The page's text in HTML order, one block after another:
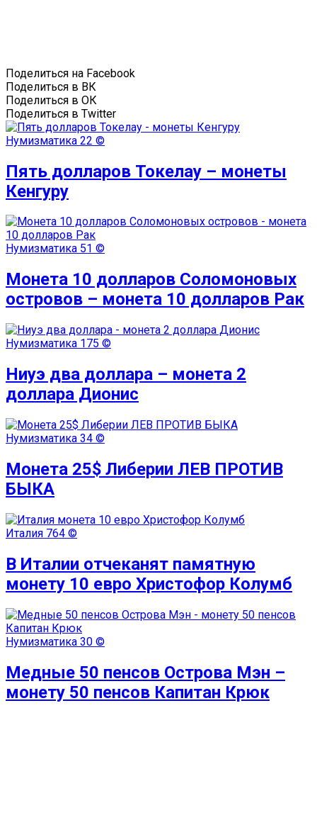
Поделиться на Facebook
Поделиться в ВК
Поделиться в ОК
Поделиться в Twitter
Нумизматика 22 ©
Пять долларов Токелау – монеты
Кенгуру
Нумизматика 51 ©
Монета 10 долларов Соломоновых
островов – монета 10 долларов Рак
Нумизматика 175 ©
Ниуэ два доллара – монета 2
доллара Дионис
Нумизматика 34 ©
Монета 25$ Либерии ЛЕВ ПРОТИВ
БЫКА
Италия 764 ©
В Италии отчеканят памятную
монету 10 евро Христофор Колумб
Нумизматика 30 ©
Медные 50 пенсов Острова Мэн –
монету 50 пенсов Капитан Крюк